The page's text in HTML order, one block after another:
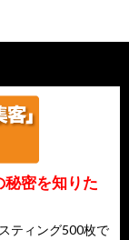
密を知りた
ティング500枚で